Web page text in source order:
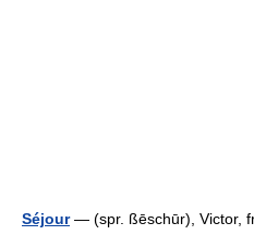
Séjour— (spr. ßēschūr), Victor,